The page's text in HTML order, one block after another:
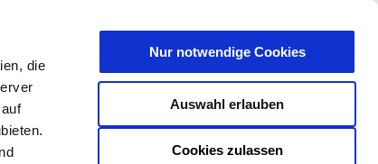
die
Cookies zulassen
Auswahl erlauben
Nur notwendige Cookies
SCHRIFTGRÖßE: